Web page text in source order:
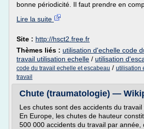
bonne périodicité. Il faut prendre en
Lire la suite
Site : http://hsct2.free.fr
Thèmes liés : utilisation d'echelle code
travail utilisation echelle / utilisation
code du travail echelle et escabeau / utilisation
travail
Chute (traumatologie) —
Les chutes sont des accidents du travail
En Europe, les chutes de hauteur
500 000 accidents du travail par année,